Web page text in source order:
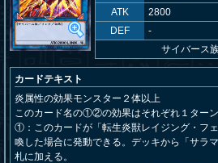
ATK
2800
DEF
-
サイバース
カードテキスト
炎属性の効果モンスター２体以上
このカード名の①②の効果はそれぞれ１ターン
①：このカードが「転生炎獣レイジング・フ
喚した場合に発動できる。デッキから「サラ
札に加える。